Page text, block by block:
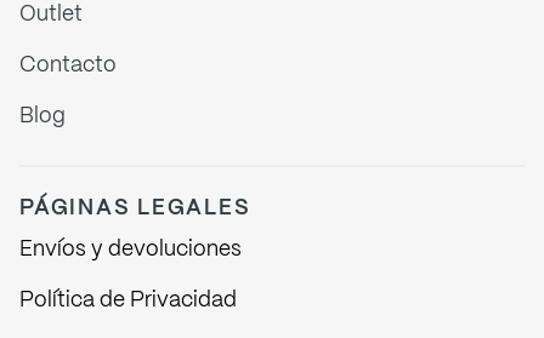
Outlet
Contacto
Blog
PÁGINAS LEGALES
Envíos y devoluciones
Política de Privacidad